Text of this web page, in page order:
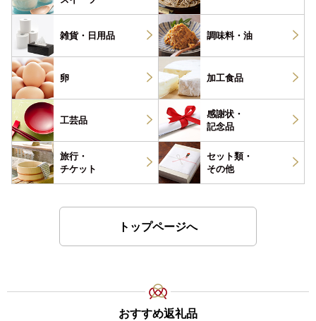
雑貨・ 日用品 調味料・ 油
卵 加工食品
工芸品
感謝状・
記念品
旅行・
チケット
セット類・
その他
トップページへ
おすすめ返礼品